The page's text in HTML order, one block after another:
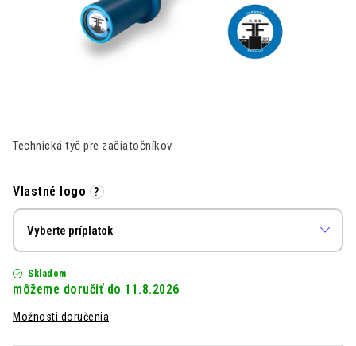
Moja objednávka Hodnotenie obchodu
Technická tyč pre začiatočníkov
Vlastné logo ?
Skladom
11.8.2026
Možnosti doručenia